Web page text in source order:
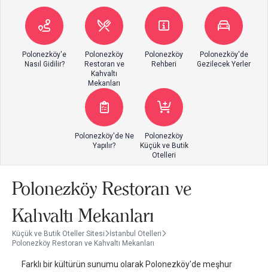
Polonezköy'e
Nasıl Gidilir?
Polonezköy
Restoran ve
Kahvaltı
Mekanları
Polonezköy
Rehberi
Polonezköy'de
Gezilecek Yerler
Polonezköy'de Ne
Yapılır?
Polonezköy
Küçük ve Butik
Otelleri
Polonezköy Restoran ve
Kahvaltı Mekanları
Küçük ve Butik Oteller Sitesi
İstanbul Otelleri
Polonezköy Restoran ve Kahvaltı Mekanları
Farklı bir kültürün sunumu olarak Polonezköy'de meşhur